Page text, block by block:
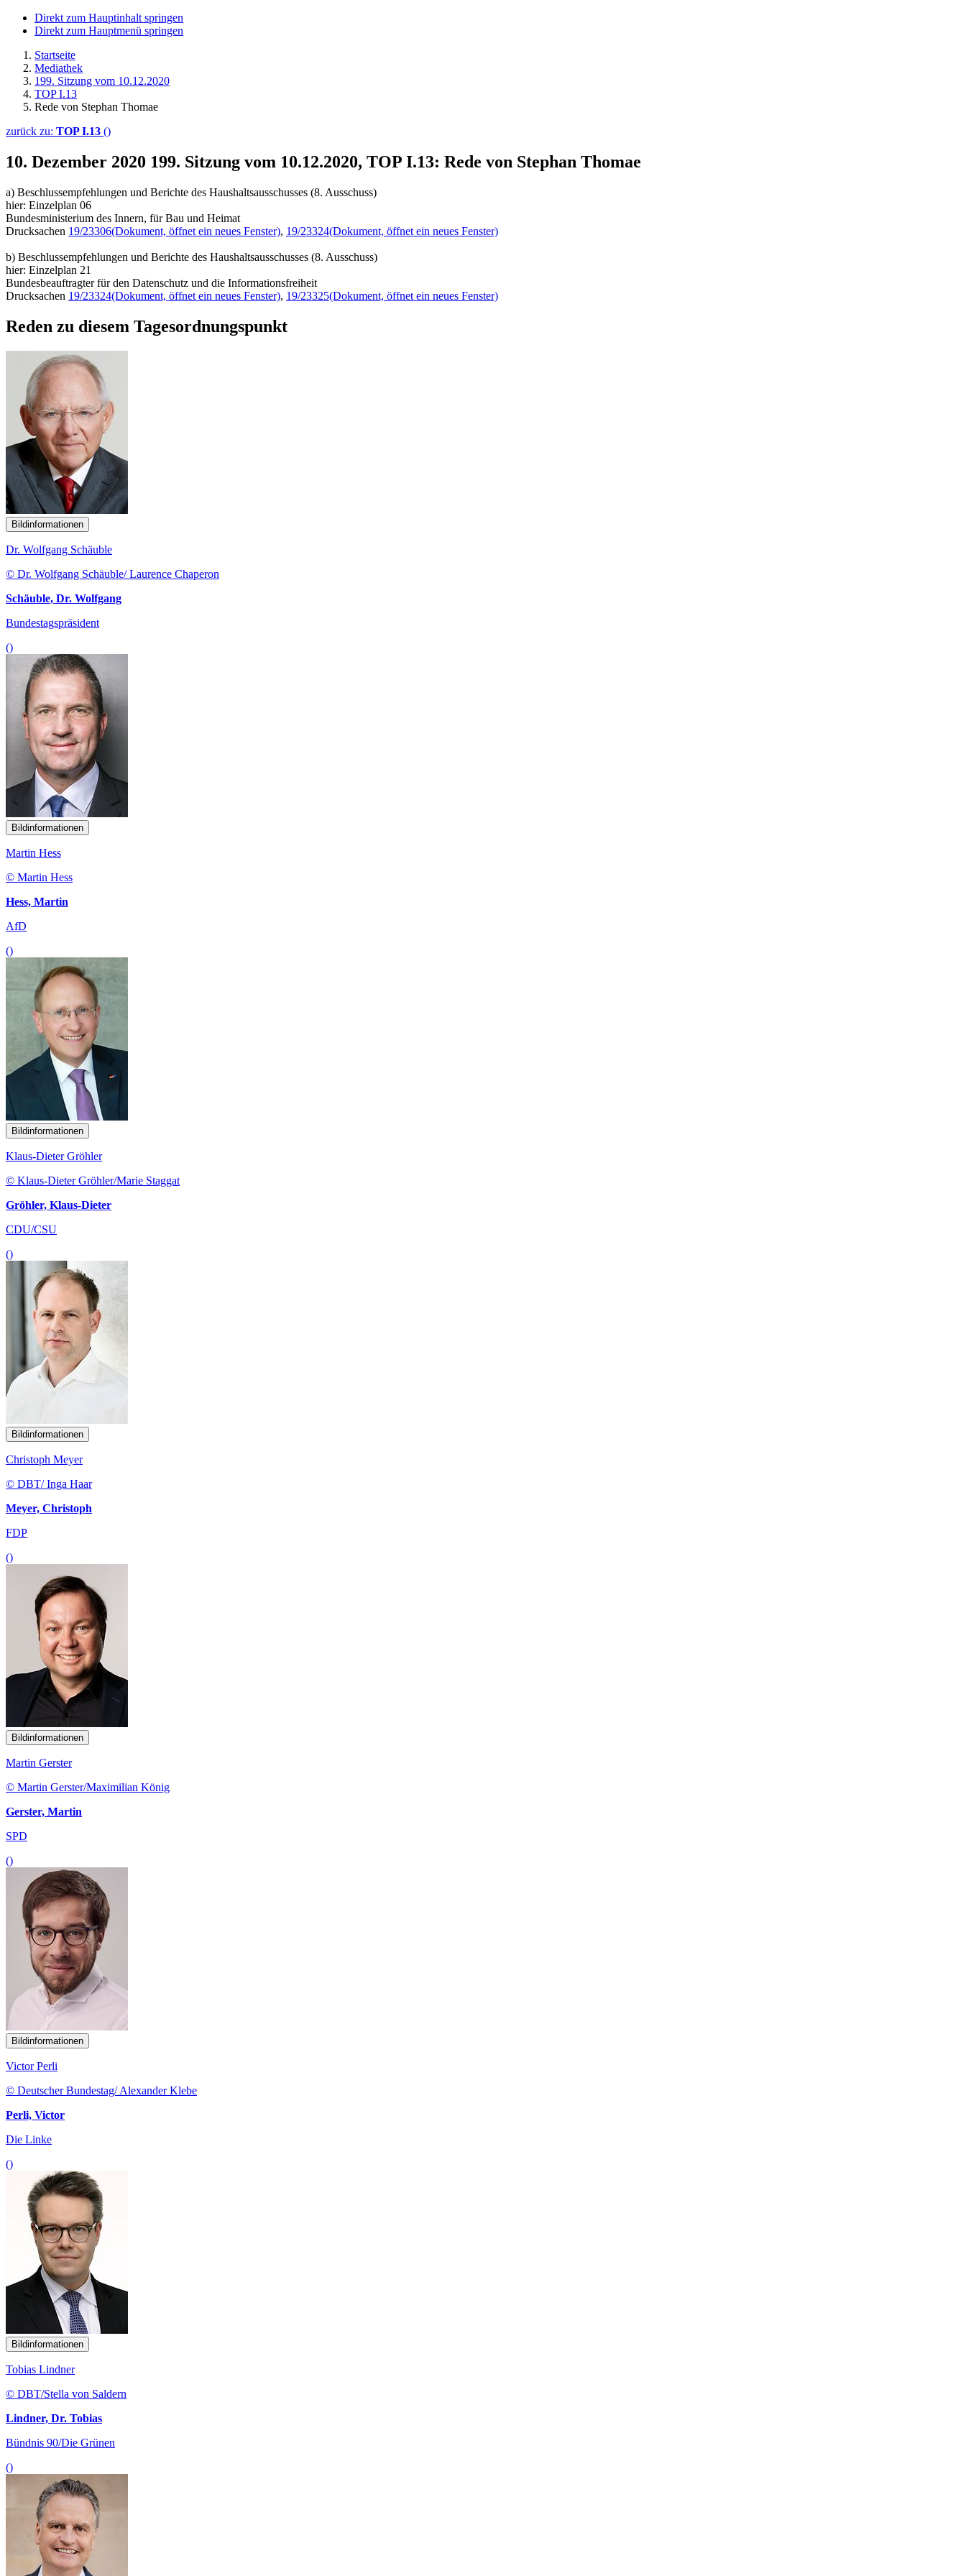
Direkt zum Hauptinhalt springen
Direkt zum Hauptmenü springen
Startseite
Mediathek
199. Sitzung vom 10.12.2020
TOP I.13
Rede von Stephan Thomae
zurück zu: TOP I.13 ()
10. Dezember 2020 199. Sitzung vom 10.12.2020, TOP I.13: Rede von Stephan Thomae
a) Beschlussempfehlungen und Berichte des Haushaltsausschusses (8. Ausschuss)
hier: Einzelplan 06
Bundesministerium des Innern, für Bau und Heimat
Drucksachen 19/23306(Dokument, öffnet ein neues Fenster), 19/23324(Dokument, öffnet ein neues Fenster)
b) Beschlussempfehlungen und Berichte des Haushaltsausschusses (8. Ausschuss)
hier: Einzelplan 21
Bundesbeauftragter für den Datenschutz und die Informationsfreiheit
Drucksachen 19/23324(Dokument, öffnet ein neues Fenster), 19/23325(Dokument, öffnet ein neues Fenster)
Reden zu diesem Tagesordnungspunkt
Bildinformationen
Dr. Wolfgang Schäuble
© Dr. Wolfgang Schäuble/ Laurence Chaperon
Schäuble, Dr. Wolfgang
Bundestagspräsident
()
Bildinformationen
Martin Hess
© Martin Hess
Hess, Martin
AfD
()
Bildinformationen
Klaus-Dieter Gröhler
© Klaus-Dieter Gröhler/Marie Staggat
Gröhler, Klaus-Dieter
CDU/CSU
()
Bildinformationen
Christoph Meyer
© DBT/ Inga Haar
Meyer, Christoph
FDP
()
Bildinformationen
Martin Gerster
© Martin Gerster/Maximilian König
Gerster, Martin
SPD
()
Bildinformationen
Victor Perli
© Deutscher Bundestag/ Alexander Klebe
Perli, Victor
Die Linke
()
Bildinformationen
Tobias Lindner
© DBT/Stella von Saldern
Lindner, Dr. Tobias
Bündnis 90/Die Grünen
()